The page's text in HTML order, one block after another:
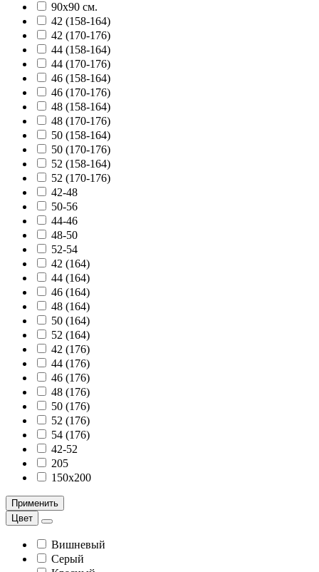
90х90 см.
42 (158-164)
42 (170-176)
44 (158-164)
44 (170-176)
46 (158-164)
46 (170-176)
48 (158-164)
48 (170-176)
50 (158-164)
50 (170-176)
52 (158-164)
52 (170-176)
42-48
50-56
44-46
48-50
52-54
42 (164)
44 (164)
46 (164)
48 (164)
50 (164)
52 (164)
42 (176)
44 (176)
46 (176)
48 (176)
50 (176)
52 (176)
54 (176)
42-52
205
150х200
Применить
Цвет
Вишневый
Серый